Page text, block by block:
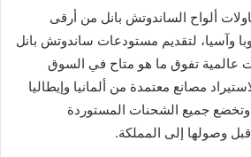
ألواح الساندوتش بانل من أرقى
وآسيا، لتقديم مستودعات ساندوتش بانل
عالمية تفوق ما هو متاح في السوق
مصانع معتمدة من ألمانيا وإيطاليا
وتخضع جميع الشحنات المستوردة
وصولها إلى المملكة.